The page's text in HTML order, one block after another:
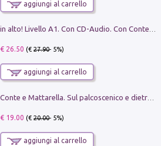
aggiungi al carrello
in alto! Livello A1. Con CD-Audio. Con Contenuto digitale per accesso on line
€ 26.50 (€27.90- 5%)
aggiungi al carrello
€ 19.00 (€20.00- 5%)
aggiungi al carrello